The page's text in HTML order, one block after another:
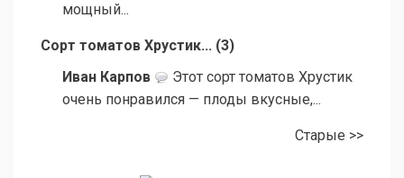
мощный...
Сорт томатов Хрустик... (3)
Иван Карпов
Этот сорт томатов Хрустик
очень понравился — плоды вкусные,...
Старые >>